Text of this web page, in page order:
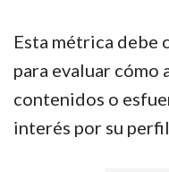
Esta métrica debe
para evaluar
contenidos o
interés por su